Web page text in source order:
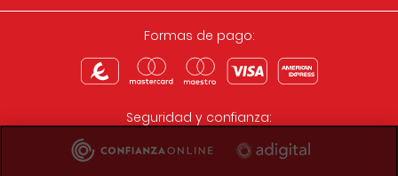
Formas de pago:
Seguridad y confianza: